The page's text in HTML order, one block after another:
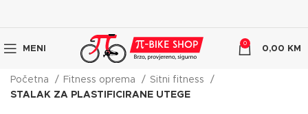
MENI
0
0,00 KM
Početna Fitness oprema
Sitni fitness
STALAK ZA PLASTIFICIRANE UTEGE